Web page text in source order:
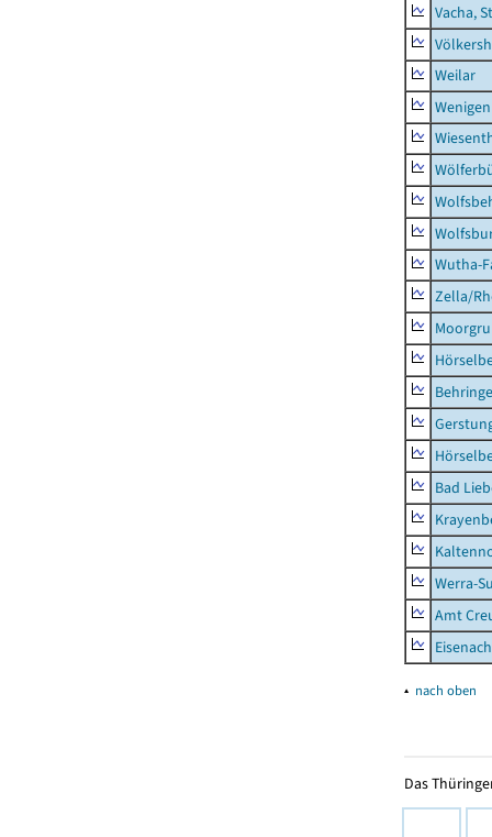
Vacha,
Weilar
Wutha-
Zella/
Bad
Werra-
Amt
▴ nach oben
Das